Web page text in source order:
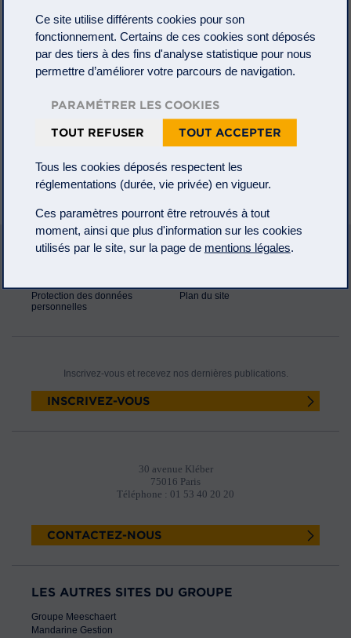
A PROPOS
Protection des données
personnelles
Plan du site
Inscrivez-vous et recevez nos dernières publications.
INSCRIVEZ-VOUS
30 avenue Kléber
75016 Paris
Téléphone : 01 53 40 20 20
CONTACTEZ-NOUS
LES AUTRES SITES DU GROUPE
Groupe Meeschaert
Mandarine Gestion
Ce site utilise différents cookies pour son
fonctionnement. Certains de ces cookies sont déposés
par des tiers à des fins d'analyse statistique pour nous
permettre d’améliorer votre parcours de navigation.
PARAMÉTRER LES COOKIES
TOUT REFUSER TOUT ACCEPTER
Tous les cookies déposés respectent les
réglementations (durée, vie privée) en vigueur.
Ces paramètres pourront être retrouvés à tout
moment, ainsi que plus d'information sur les cookies
utilisés par le site, sur la page de mentions légales.